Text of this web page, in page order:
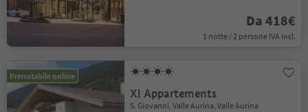
Da 418€
1 notte / 2 persone IVA incl.
Prenotabile online
Xl Appartements
S. Giovanni, Valle Aurina, Valle Aurina